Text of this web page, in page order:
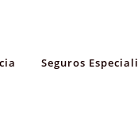
Seguros